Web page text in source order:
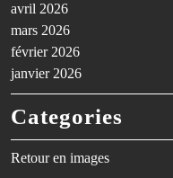
avril 2026
mars 2026
février 2026
janvier 2026
Categories
Retour en images